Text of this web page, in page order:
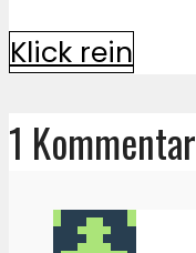
Klick rein
1 Kommentar